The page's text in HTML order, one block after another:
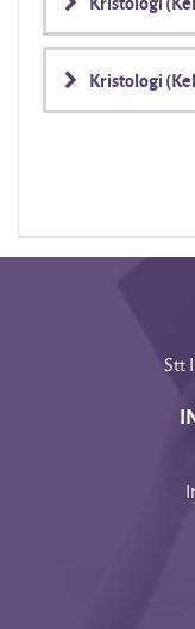
Kristologi
Stt